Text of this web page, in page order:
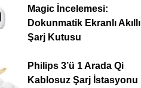
Magic İncelemesi:
Dokunmatik Ekranlı Akıllı
Şarj Kutusu
Philips 3’ü 1 Arada Qi
Kablosuz Şarj İstasyonu